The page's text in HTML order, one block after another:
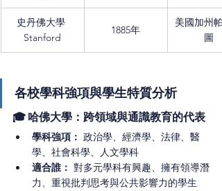
史丹佛大學
Stanford
1885年
美國加州帕
圖
各校學科強項與學生特質分析
🎓 哈佛大學：跨領域與通識教育的代表
學科強項： 政治學、經濟學、法律、醫
學、社會科學、人文學科
適合誰： 對多元學科有興趣、擁有領導潛
力、重視批判思考與公共影響力的學生